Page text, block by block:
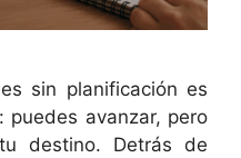
sin planificación es
puedes avanzar, pero
destino. Detrás de